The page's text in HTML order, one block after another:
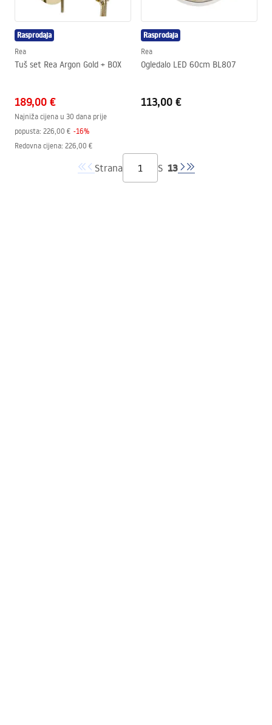
Rasprodaja
Rea
Tuš set Rea Argon Gold + BOX
189,00 €
Najniža cijena u 30 dana prije
popusta: 226,00 € -16%
Redovna cijena: 226,00 €
Rasprodaja
Rea
Ogledalo LED 60cm BL807
113,00 €
Strana S 13